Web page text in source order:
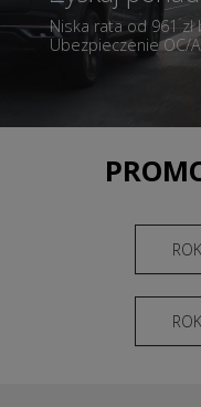
Niska rata od 961
Ubezpieczenie OC/